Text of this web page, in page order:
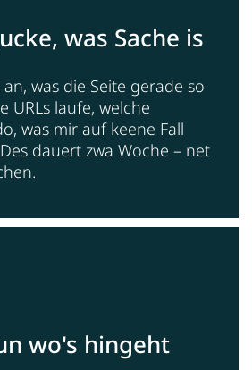
was Sache is
was die Seite gerade so
URLs laufe, welche
was mir auf keene Fall
dauert zwa Woche – net
wo's hingeht